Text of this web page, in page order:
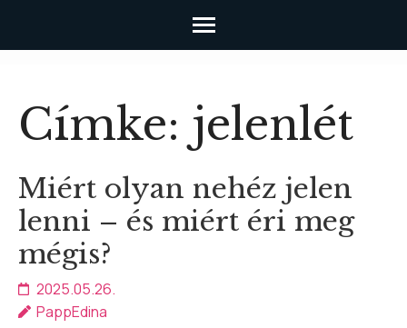
content
(Press
Enter)
Címke: jelenlét
Miért olyan nehéz jelen
lenni – és miért éri meg
mégis?
2025.05.26.
PappEdina